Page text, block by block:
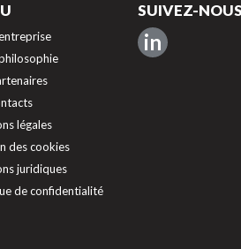
légales
des cookies
juridiques
de confidentialité
SUIVEZ-
in
permet d'adapter et de gérer vos